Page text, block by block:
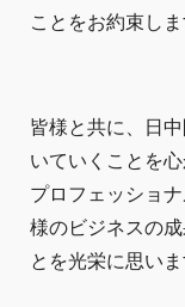
ことをお約束しま
皆様と共に、日
いていくことを
プロフェッショ
様のビジネスの
とを光栄に思いま